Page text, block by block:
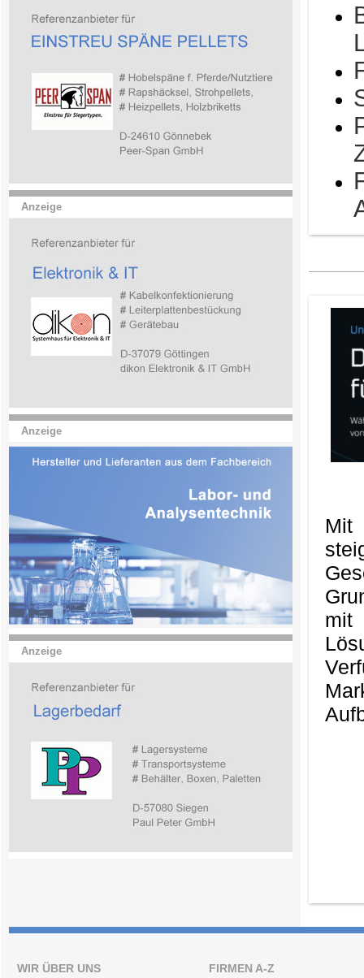
Anzeige
Anzeige
Anzeige
Mit
mit
WIR ÜBER UNS FIRMEN A-Z